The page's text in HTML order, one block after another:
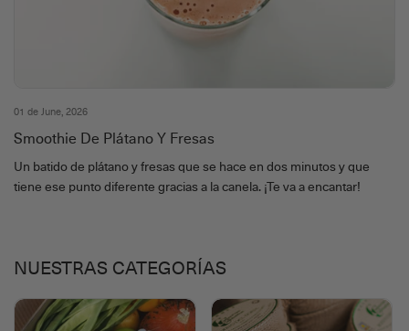
01 de June, 2026
Smoothie De Plátano Y Fresas
Un batido de plátano y fresas que se hace en dos minutos y que
tiene ese punto diferente gracias a la canela. ¡Te va a encantar!
NUESTRAS CATEGORÍAS